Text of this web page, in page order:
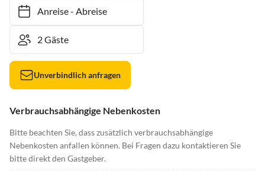
Anreise- Abreise
Unverbindlich anfragen
Verbrauchsabhängige Nebenkosten
Bitte beachten Sie, dass zusätzlich verbrauchsabhängige
Nebenkosten anfallen können. Bei Fragen dazu kontaktieren Sie
bitte direkt den Gastgeber.